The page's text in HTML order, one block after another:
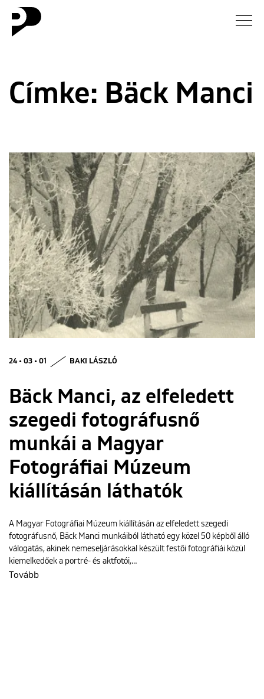
Galéria
Esszé
Blog
Rólunk
ENGLISH
Címke: Bäck Manci
24 • 03 • 01 BAKI LÁSZLÓ
Bäck Manci, az elfeledett
szegedi fotográfusnő
munkái a Magyar
Fotográfiai Múzeum
kiállításán láthatók
A Magyar Fotográfiai Múzeum kiállításán az elfeledett szegedi
fotográfusnő, Bäck Manci munkáiból látható egy közel 50 képből álló
válogatás, akinek nemeseljárásokkal készült festői fotográfiái közül
kiemelkedőek a portré- és aktfotói,…
Tovább